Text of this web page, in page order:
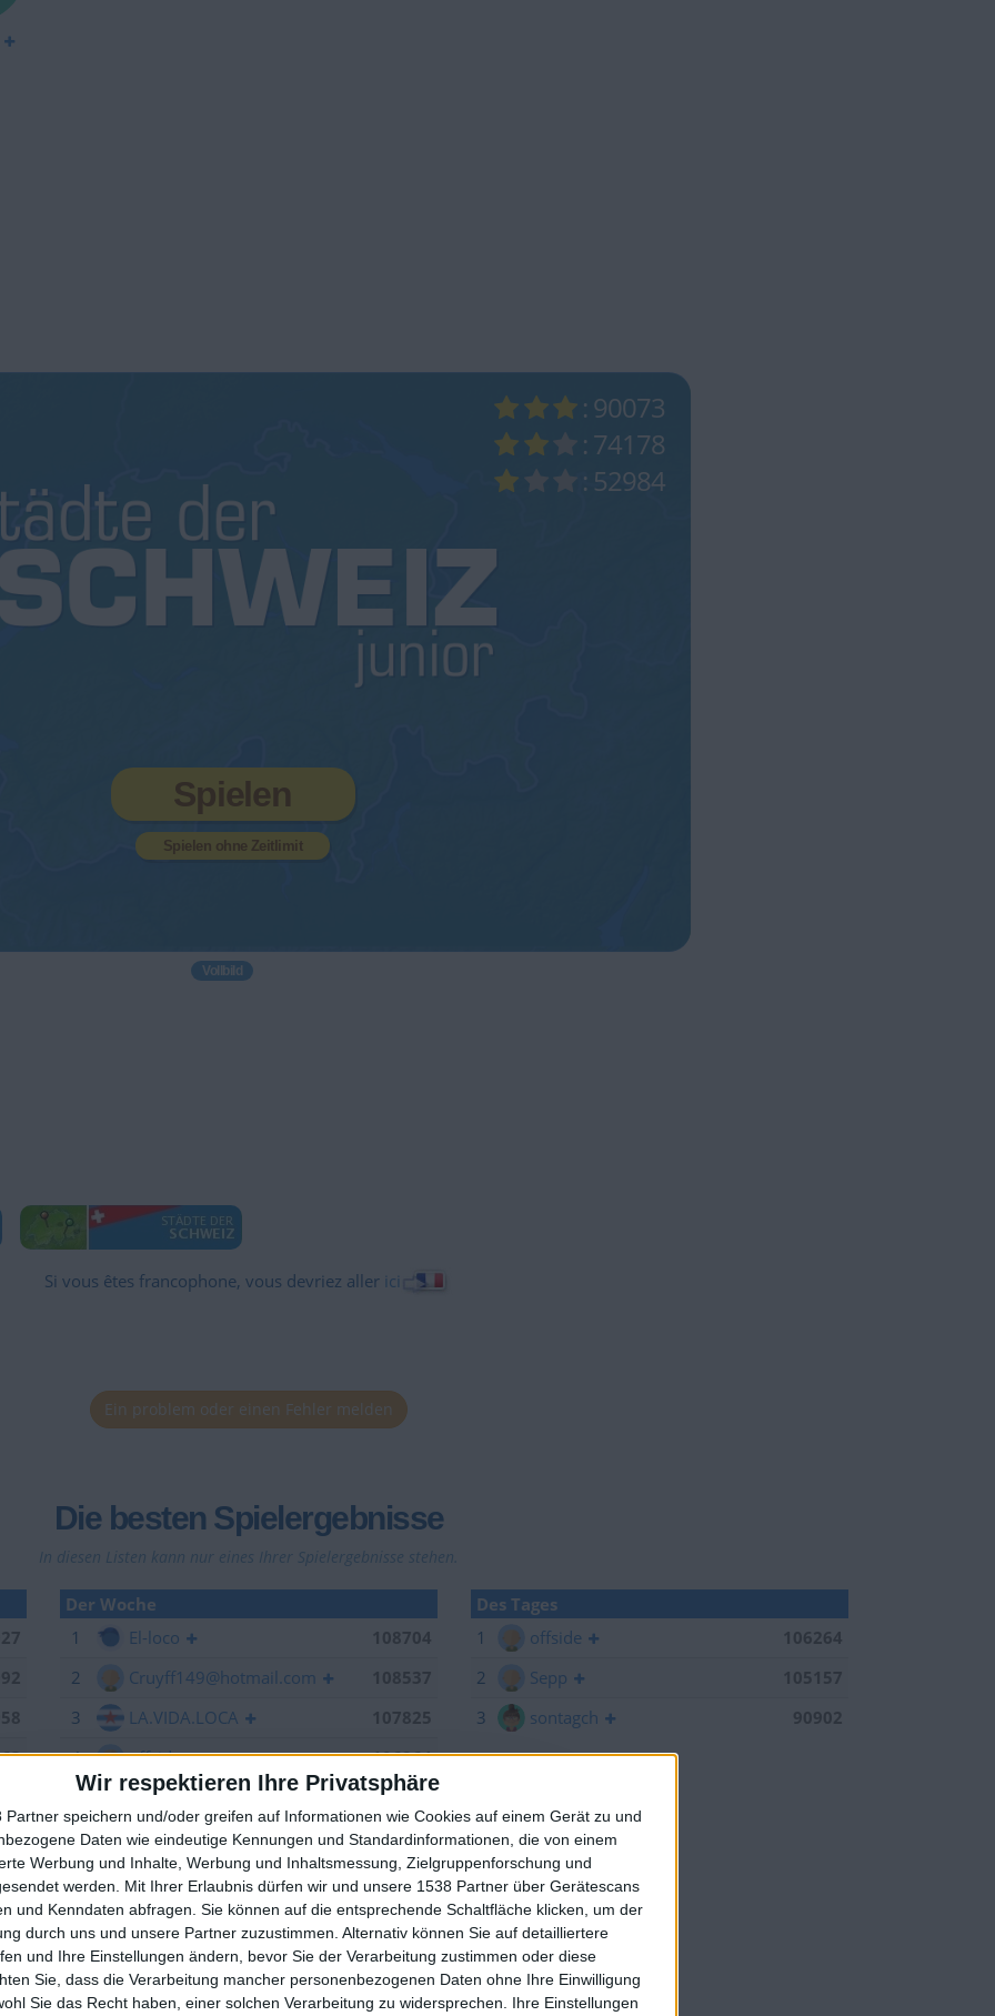
Wir respektieren Ihre Privatsphäre
Partner speichern und/oder greifen auf Informationen wie Cookies auf einem Gerät zu und
Daten wie eindeutige Kennungen und Standardinformationen, die von einem
Werbung und Inhalte, Werbung und Inhaltsmessung, Zielgruppenforschung und
werden.
Mit Ihrer Erlaubnis dürfen wir und unsere 1538 Partner über Gerätescans
und Kenndaten abfragen. Sie können auf die entsprechende Schaltfläche klicken, um der
durch uns und unsere Partner zuzustimmen. Alternativ können Sie auf detailliertere
und Ihre Einstellungen ändern, bevor Sie der Verarbeitung zustimmen oder diese
Sie, dass die Verarbeitung mancher personenbezogenen Daten ohne Ihre Einwilligung
Sie das Recht haben, einer solchen Verarbeitung zu widersprechen. Ihre Einstellungen
: 90073
: 74178
: 52984
Spielen
Spielen ohne Zeitlimit
Vollbild
Si vous êtes francophone, vous devriez aller ici
Ein problem oder einen Fehler melden
Die besten Spielergebnisse
In diesen Listen kann nur eines Ihrer Spielergebnisse stehen.
Der Woche
1
El-loco
108704
2
Cruyff149@hotmail.com
3
LA.VIDA.LOCA
107825
4
offside
106264
5
EnzRRh
105867
6
YB2018
105376
forest
105184
8
Sepp
105157
9
spotter
104520
10
ccn
102205
Des Tages
1
offside
106264
2
Sepp
3
sontagch 90902
🇺🇸 We noticed you’re visiting from
an English-speaking country
Join our American version now and be among
the firsts to submit your score on our
leaderboards!